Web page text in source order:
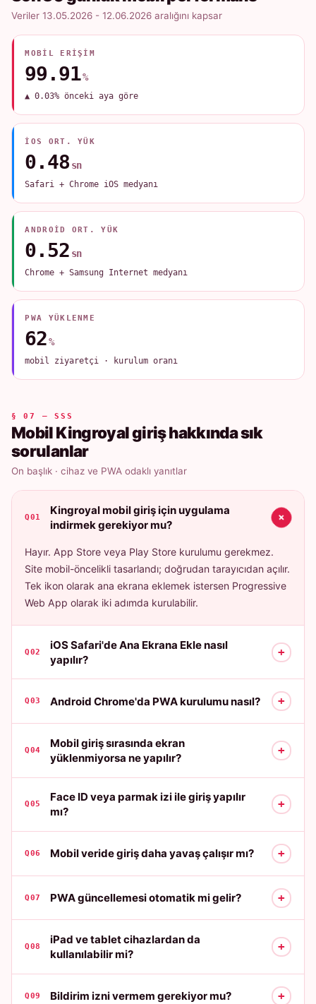
Veriler 13.05.2026 - 12.06.2026 aralığını kapsar
MOBIL ERIŞIM
99.91%
▲ 0.03% önceki aya göre
IOS ORT. YÜK
0.48 sn
Safari + Chrome iOS medyanı
ANDROID ORT. YÜK
0.52 sn
Chrome + Samsung Internet medyanı
PWA YÜKLENME
62%
mobil ziyaretçi · kurulum oranı
§ 07 — SSS
Mobil Kingroyal giriş hakkında sık
sorulanlar
On başlık · cihaz ve PWA odaklı yanıtlar
Q01
Kingroyal mobil giriş için uygulama
indirmek gerekiyor mu?
+
Hayır. App Store veya Play Store kurulumu gerekmez.
Site mobil-öncelikli tasarlandı; doğrudan tarayıcıdan açılır.
Tek ikon olarak ana ekrana eklemek istersen Progressive
Web App olarak iki adımda kurulabilir.
Q02
iOS Safari'de Ana Ekrana Ekle nasıl
yapılır?
+
Q03 Android Chrome'da PWA kurulumu nasıl? +
Q04
Mobil giriş sırasında ekran
yüklenmiyorsa ne yapılır?
+
Q05
Face ID veya parmak izi ile giriş yapılır
mı?
+
Q06 Mobil veride giriş daha yavaş çalışır mı? +
Q07 PWA güncellemesi otomatik mi gelir? +
Q08
iPad ve tablet cihazlardan da
kullanılabilir mi?
+
Q09 Bildirim izni vermem gerekiyor mu? +